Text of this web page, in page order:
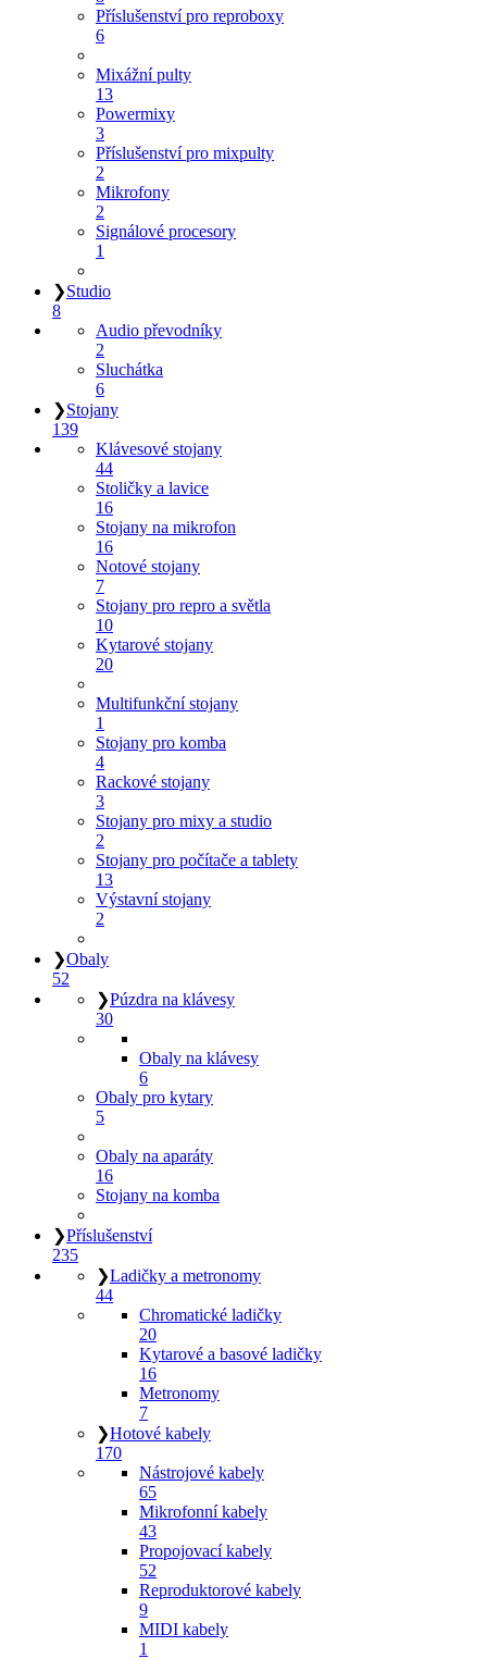
Příslušenství pro reproboxy
6
Mixážní pulty
13
Powermixy
3
Příslušenství pro mixpulty
2
Mikrofony
2
Signálové procesory
1
❯Studio
8
Audio převodníky
2
Sluchátka
6
❯Stojany
139
Klávesové stojany
44
Stoličky a lavice
16
Stojany na mikrofon
16
Notové stojany
7
Stojany pro repro a světla
10
Kytarové stojany
20
Multifunkční stojany
1
Stojany pro komba
4
Rackové stojany
3
Stojany pro mixy a studio
2
Stojany pro počítače a tablety
13
Výstavní stojany
2
❯Obaly
52
❯Púzdra na klávesy
30
Obaly na klávesy
6
Obaly pro kytary
5
Obaly na aparáty
16
Stojany na komba
❯Příslušenství
235
❯Ladičky a metronomy
44
Chromatické ladičky
20
Kytarové a basové ladičky
16
Metronomy
7
❯Hotové kabely
170
Nástrojové kabely
65
Mikrofonní kabely
43
Propojovací kabely
52
Reproduktorové kabely
9
MIDI kabely
1